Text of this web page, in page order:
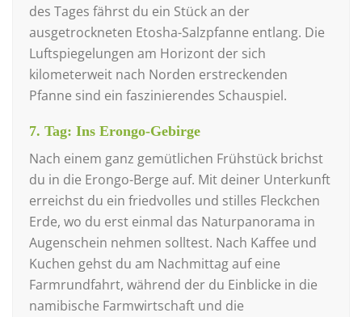
des Tages fährst du ein Stück an der
ausgetrockneten Etosha-Salzpfanne entlang. Die
Luftspiegelungen am Horizont der sich
kilometerweit nach Norden erstreckenden
Pfanne sind ein faszinierendes Schauspiel.
7. Tag: Ins Erongo-Gebirge
Nach einem ganz gemütlichen Frühstück brichst
du in die Erongo-Berge auf. Mit deiner Unterkunft
erreichst du ein friedvolles und stilles Fleckchen
Erde, wo du erst einmal das Naturpanorama in
Augenschein nehmen solltest. Nach Kaffee und
Kuchen gehst du am Nachmittag auf eine
Farmrundfahrt, während der du Einblicke in die
namibische Farmwirtschaft und die